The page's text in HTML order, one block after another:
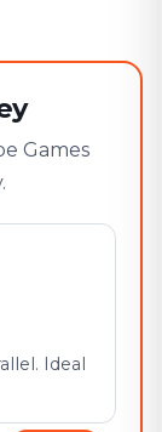
Games
Ideal